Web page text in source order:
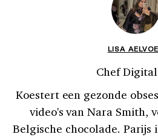
LISA
Chef
Koestert een gezonde
video's van Nara Smith,
Belgische chocolade. Parijs